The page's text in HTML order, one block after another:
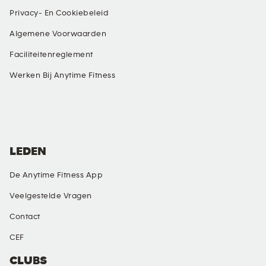
Privacy- En Cookiebeleid
Algemene Voorwaarden
Faciliteitenreglement
Werken Bij Anytime Fitness
CLUBS
LEDEN
De Anytime Fitness App
Veelgestelde Vragen
Contact
CEF